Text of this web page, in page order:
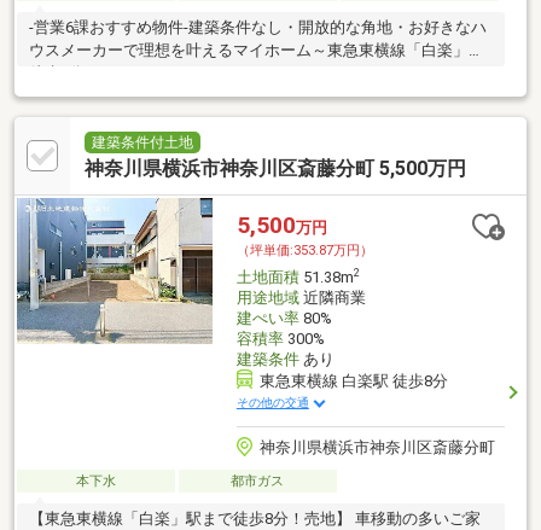
-営業6課おすすめ物件-建築条件なし・開放的な角地・お好きなハ
ウスメーカーで理想を叶えるマイホーム～東急東横線「白楽」駅
建築条件付土地
神奈川県横浜市神奈川区斎藤分町 5,500万円
5,500万円
（坪単価:353.87万円）
土地面積51.38m2
用途地域近隣商業
建ぺい率80%
容積率300%
建築条件あり
東急東横線 白楽駅 徒歩8分
その他の交通
神奈川県横浜市神奈川区斎藤分町
本下水 都市ガス
【東急東横線「白楽」駅まで徒歩8分！売地】 車移動の多いご家